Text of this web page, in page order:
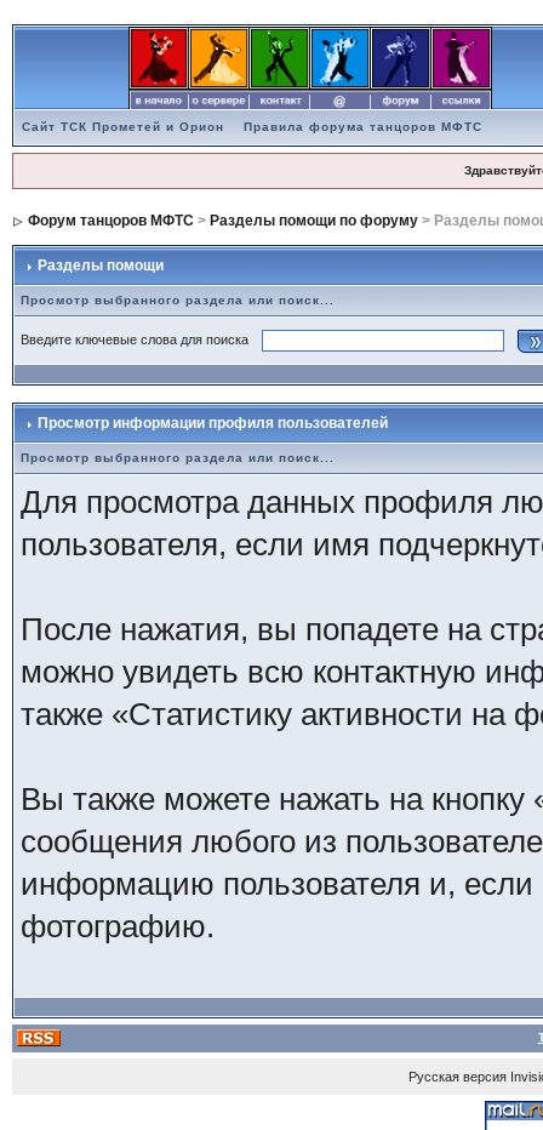
Сайт ТСК Прометей и Орион Правила форума танцоров МФТС
Форум танцоров МФТС> Разделы помощи по форуму> Разделы
Разделы помощи
Просмотр выбранного раздела или поиск...
Введите ключевые слова для поиска
Просмотр информации профиля пользователей
Просмотр выбранного раздела или поиск...
Для просмотра данных профиля
пользователя, если имя
После нажатия, вы попадете на
можно увидеть всю контактную
также «Статистику активности на
Вы также можете нажать на
сообщения любого из
информацию пользователя и,
фотографию.
Русская версия